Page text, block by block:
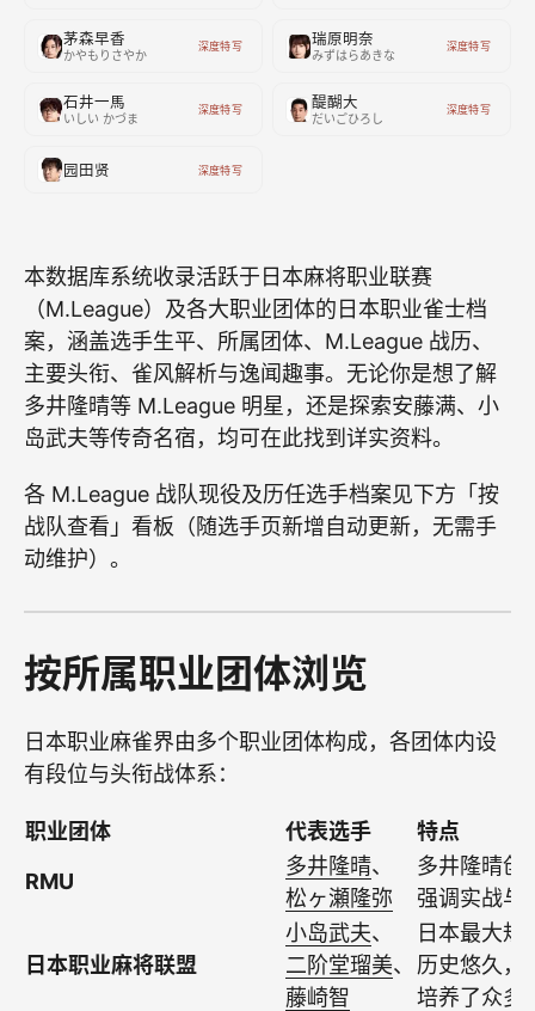
茅森早香
かやもりさやか
深度特写 瑞原明奈
みずはらあきな
深度特写
石井一馬
いしい かづま
深度特写 醍醐大
だいごひろし
深度特写
园田贤 深度特写
本数据库系统收录活跃于日本麻将职业联赛
（M.League）及各大职业团体的日本职业雀士档
案，涵盖选手生平、所属团体、M.League 战历、
主要头衔、雀风解析与逸闻趣事。无论你是想了解
多井隆晴等 M.League 明星，还是探索安藤满、小
岛武夫等传奇名宿，均可在此找到详实资料。
各 M.League 战队现役及历任选手档案见下方「按
战队查看」看板（随选手页新增自动更新，无需手
动维护）。
按所属职业团体浏览
日本职业麻雀界由多个职业团体构成，各团体内设
有段位与头衔战体系：
职业团体 代表选手
特点
RMU
多井隆晴、
松ヶ瀬隆弥
多井隆晴创
强调实战与
日本职业麻将联盟
小岛武夫、
二阶堂瑠美、
藤崎智
日本最大规
历史悠久，
培养了众多